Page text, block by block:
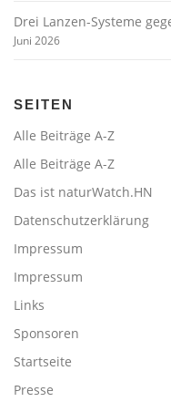
Drei Lanzen-Systeme
Juni 2026
SEITEN
Alle Beiträge A-Z
Alle Beiträge A-Z
Das ist naturWatch.HN
Datenschutzerklärung
Impressum
Impressum
Links
Sponsoren
Startseite
Presse